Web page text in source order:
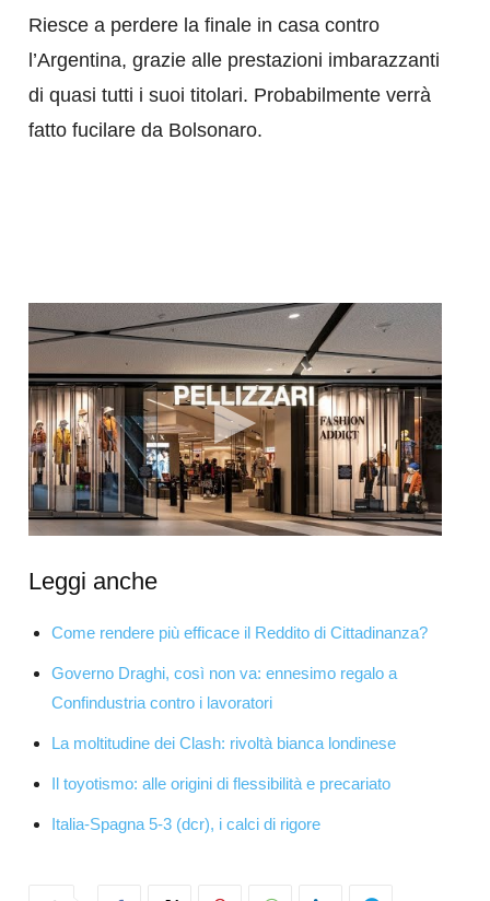
Riesce a perdere la finale in casa contro
l’Argentina, grazie alle prestazioni imbarazzanti
di quasi tutti i suoi titolari. Probabilmente verrà
fatto fucilare da Bolsonaro.
Leggi anche
Come rendere più efficace il Reddito di Cittadinanza?
Governo Draghi, così non va: ennesimo regalo a
Confindustria contro i lavoratori
La moltitudine dei Clash: rivoltà bianca londinese
Il toyotismo: alle origini di flessibilità e precariato
Italia-Spagna 5-3 (dcr), i calci di rigore